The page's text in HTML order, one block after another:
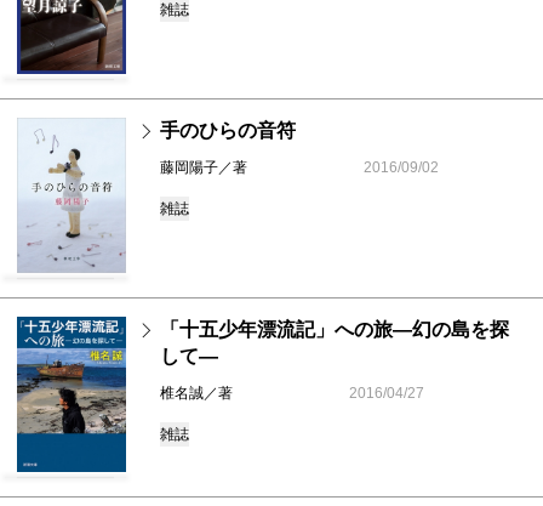
雑誌
手のひらの音符
藤岡陽子／著 2016/09/02
雑誌
「十五少年漂流記」への旅―幻の島を探
して―
椎名誠／著 2016/04/27
雑誌